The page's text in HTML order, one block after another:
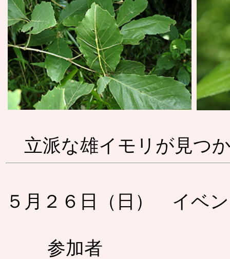
立派な雄イモリが見つ
５月２６日（日） イベ
参加者